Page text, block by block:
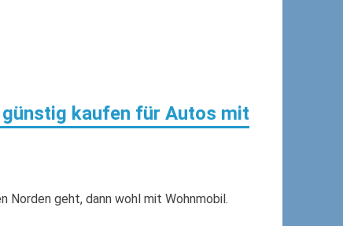
kaufen für Autos mit
Norden geht, dann wohl mit Wohnmobil.